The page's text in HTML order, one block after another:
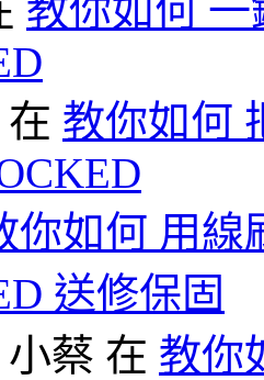
教你如何 一
教你如何
你如何 用線
送修保固
蔡 在 教你